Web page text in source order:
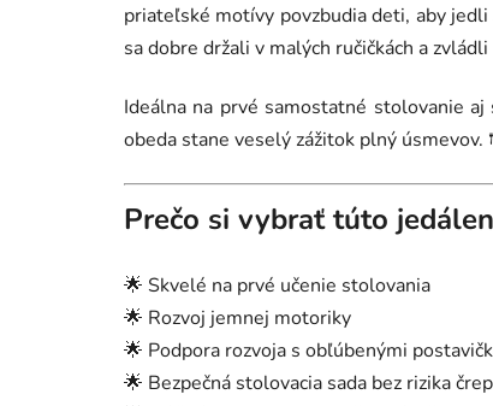
priateľské motívy povzbudia deti, aby
sa dobre držali v malých ručičkách a
Ideálna na prvé samostatné stolovanie
obeda stane veselý zážitok plný úsmevov.
Prečo si vybrať túto
🌟 Skvelé na prvé učenie stolovania
🌟 Rozvoj jemnej motoriky
🌟 Podpora rozvoja s obľúbenými
🌟 Bezpečná stolovacia sada bez rizika